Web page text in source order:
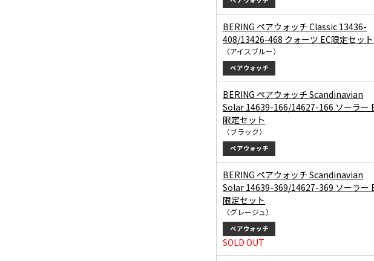
BERING ペアウォッチ Classic 13436-
408/13426-468 クォーツ EC限定セット
（アイスブルー）
BERING ペアウォッチ Scandinavian
Solar 14639-166/14627-166 ソーラー
限定セット
（ブラック）
BERING ペアウォッチ Scandinavian
Solar 14639-369/14627-369 ソーラー
限定セット
（グレージュ）
SOLD OUT